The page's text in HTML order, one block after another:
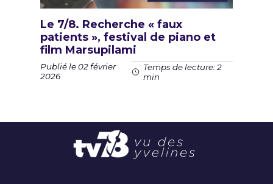
Le 7/8. Recherche « faux
patients », festival de piano et
film Marsupilami
Publié le 02 février
2026
Temps de lecture: 2
min